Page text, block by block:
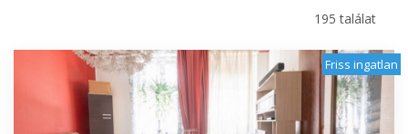
195 találat
Friss ingatlan